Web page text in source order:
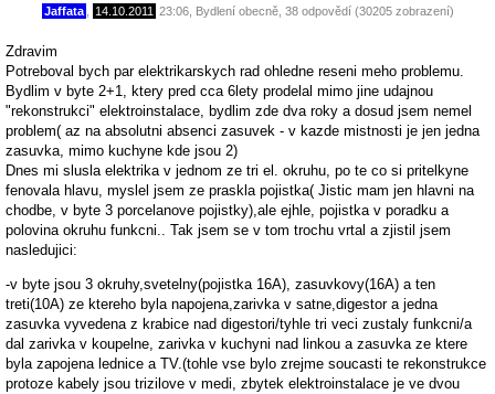
Jaffata 14.10.2011 23:06 Bydlení obecně , 38 odpovědí (30205 zobrazení)
Zdravim
Potreboval bych par elektrikarskych rad ohledne reseni meho problemu.
Bydlim v byte 2+1, ktery pred cca 6lety prodelal mimo jine udajnou
"rekonstrukci" elektroinstalace, bydlim zde dva roky a dosud jsem nemel
problem( az na absolutni absenci zasuvek - v kazde mistnosti je jen jedna
zasuvka, mimo kuchyne kde jsou 2)
Dnes mi slusla elektrika v jednom ze tri el. okruhu, po te co si pritelkyne
fenovala hlavu, myslel jsem ze praskla pojistka( Jistic mam jen hlavni na
chodbe, v byte 3 porcelanove pojistky),ale ejhle, pojistka v poradku a
polovina okruhu funkcni.. Tak jsem se v tom trochu vrtal a zjistil jsem
nasledujici:
-v byte jsou 3 okruhy,svetelny(pojistka 16A), zasuvkovy(16A) a ten
treti(10A) ze ktereho byla napojena,zarivka v satne,digestor a jedna
zasuvka vyvedena z krabice nad digestori/tyhle tri veci zustaly funkcni/a
dal zarivka v koupelne, zarivka v kuchyni nad linkou a zasuvka ze ktere
byla zapojena lednice a TV.(tohle vse bylo zrejme soucasti te rekonstrukce
protoze kabely jsou trizilove v medi, zbytek elektroinstalace je ve dvou